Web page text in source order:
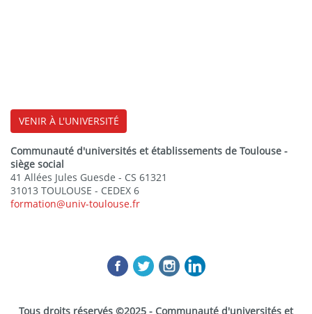
VENIR À L'UNIVERSITÉ
Communauté d'universités et établissements de Toulouse -
siège social
41 Allées Jules Guesde - CS 61321
31013 TOULOUSE - CEDEX 6
formation@univ-toulouse.fr
Tous droits réservés ©2025 - Communauté d'universités et